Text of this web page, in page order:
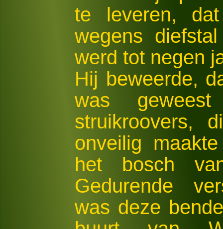
te leveren,
wegens
werd tot negen
Hij beweerde,
was
struikroovers,
onveilig
het bosch
Gedurende
was deze